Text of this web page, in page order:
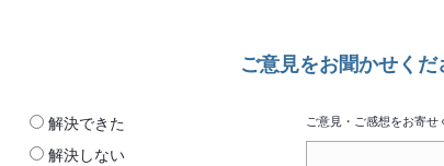
ご意見をお聞かせくだ
解決できた
解決しない
ご意見・ご感想をお寄せ